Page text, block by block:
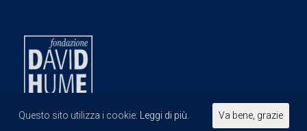
Questo sito utilizza i cookie: Leggi di più. Va bene, grazie